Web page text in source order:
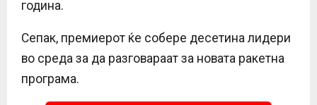
година.
Сепак, премиерот ќе собере десетина лидери
во среда за да разговараат за новата ракетна
програма.